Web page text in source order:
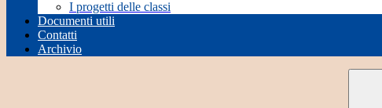
I progetti delle classi
Documenti utili
Contatti
Archivio